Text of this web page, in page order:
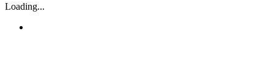
Loading...